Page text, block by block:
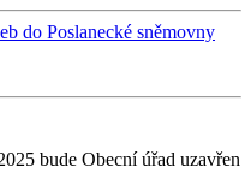
do Poslanecké sněmovny
bude Obecní úřad uzavřen